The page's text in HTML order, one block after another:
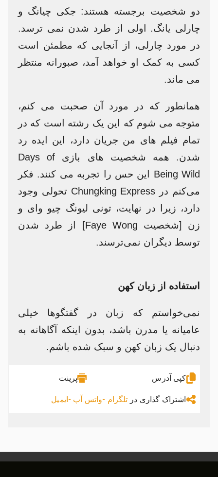
دو شخصیت برجسته هستند: جکی چیانگ و
چارلی یانگ. اولی از طرد شدن نمی ترسد.
در مورد چارلی، از آنجایی که مطمئن است
کسی به کمک او خواهد آمد، صبورانه منتظر
می ماند.
همانطور که در مورد آن صحبت می کنم،
متوجه می شوم که این یک رشته است که در
تمام فیلم های من جریان دارد، این ایده رد
شدن. همه شخصیت های بازی Days of
Being Wild این حس را تجربه می کنند. فکر
می‌کنم در Chungking Express تحولی وجود
دارد، زیرا در نهایت، تونی لیونگ چیو وای و
زن [شخصیت Faye Wong] از طرد شدن
توسط دیگران نمی‌ترسند.
استفاده از زبان کهن
نمی‌خواستم که زبان در گفتگوها خیلی
عامیانه یا مدرن باشد، بدون اینکه آگاهانه به
دنبال یک زبان کهن و سبک شده باشم.
کپی آدرس پرینت
اشتراک گذاری در تلگرام -واتس آپ -ایمیل